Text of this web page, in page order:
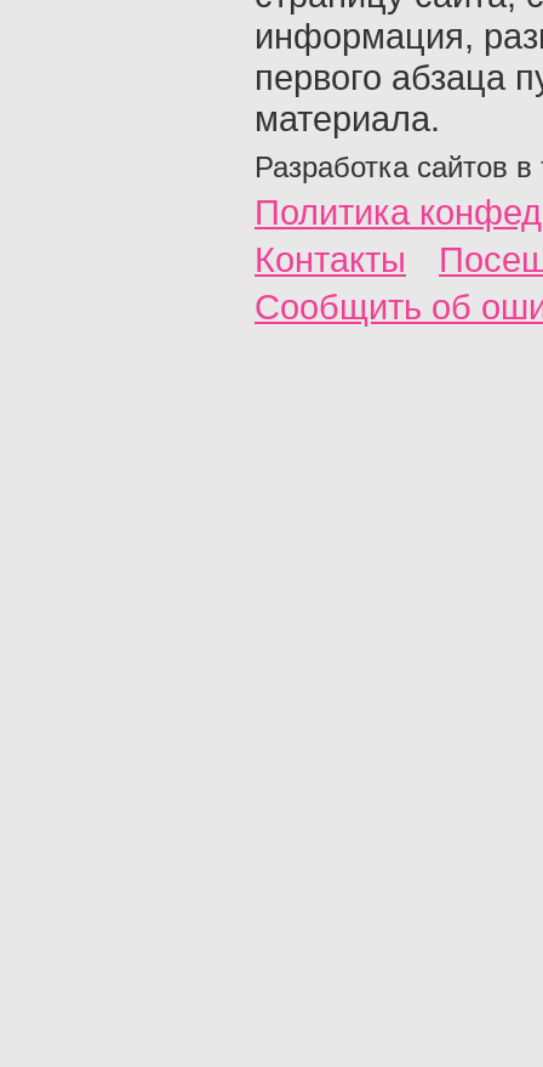
информация,
первого абзаца
материала.
Разработка сайтов в
Политика
Контакты
Сообщить об